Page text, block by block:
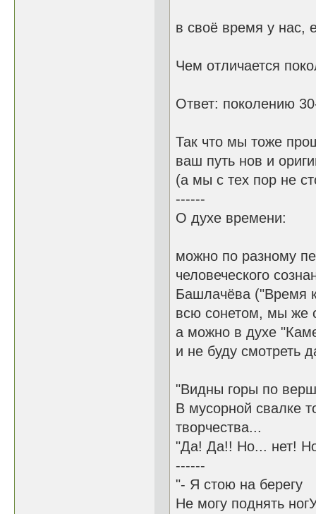
в своё время у нас,
Чем отличается
Ответ: поколению
Так что мы тоже
ваш путь нов и
(а мы с тех пор не
------
О духе времени:
можно по разному
человеческого
Башлачёва ("Время
всю сонетом, мы же
а можно в духе
и не буду смотреть
"Видны горы по
В мусорной свалке
творчества...
"Да! Да!! Но... нет!
------
"- Я стою на берегу
Не могу поднять